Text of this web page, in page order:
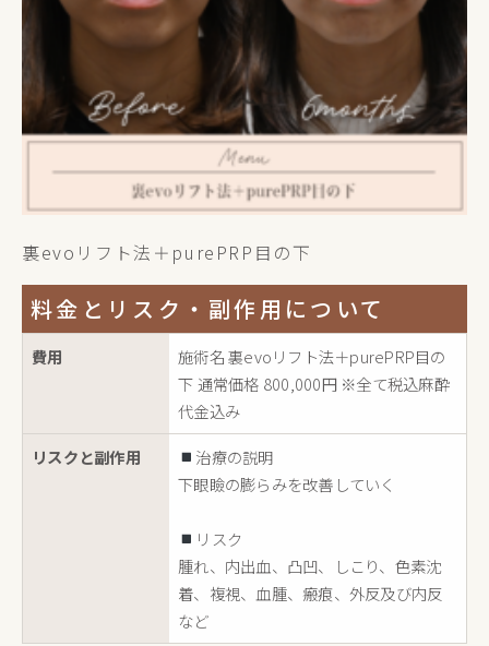
裏evoリフト法＋purePRP目の下
料金とリスク・副作用について
費用
施術名 裏evoリフト法＋purePRP目の
下 通常価格 800,000円 ※全て税込麻酔
代金込み
リスクと副作用
治療の説明
下眼瞼の膨らみを改善していく
リスク
腫れ、内出血、凸凹、しこり、色素沈
着、複視、血腫、瘢痕、外反及び内反
など